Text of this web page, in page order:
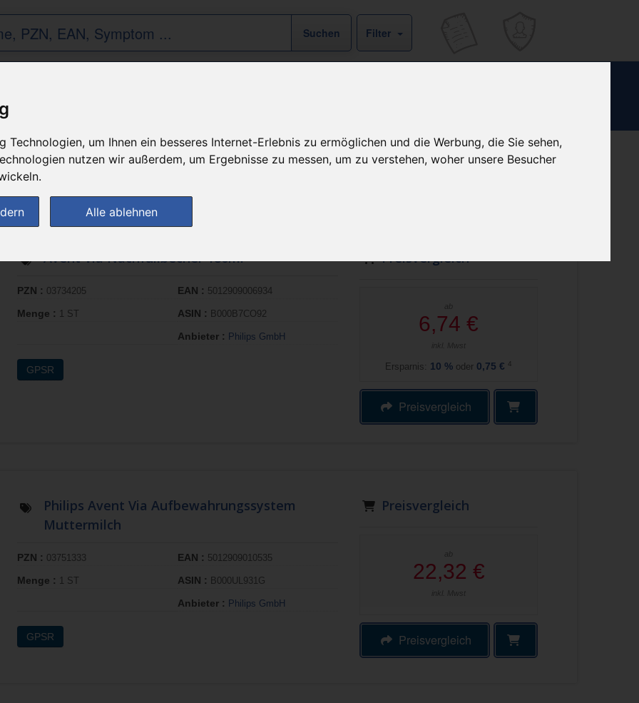
um Ihnen ein besseres Internet-Erlebnis zu ermöglichen und die Werbung, die Sie sehen,
nutzen wir außerdem, um Ergebnisse zu messen, um zu verstehen, woher unsere Besucher
Alle ablehnen
Filter
Avent Via Nachfüllbecher 180ml
PZN : 03734205 EAN : 5012909006934
Menge : 1 ST ASIN : B000B7CO92
Anbieter : Philips GmbH
GPSR
Preisvergleich
ab
6,74 €
inkl. Mwst
Ersparnis: 10 % oder 0,75 € 4
Preisvergleich
Philips Avent Via Aufbewahrungssystem
Muttermilch
PZN : 03751333 EAN : 5012909010535
Menge : 1 ST ASIN : B000UL931G
Anbieter : Philips GmbH
GPSR
Preisvergleich
ab
22,32 €
inkl. Mwst
Preisvergleich